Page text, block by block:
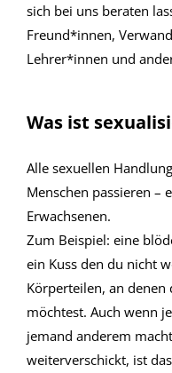
sich bei uns beraten
Freund*innen,
Lehrer*innen und
Was ist
Alle sexuellen
Menschen passieren –
Erwachsenen.
Zum Beispiel: eine
ein Kuss den du nicht
Körperteilen, an
möchtest. Auch wenn
jemand anderem
weiterverschickt, ist